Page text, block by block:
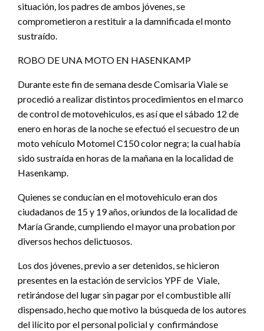
situación, los padres de ambos jóvenes, se
comprometieron a restituir a la damnificada el monto
sustraído.
ROBO DE UNA MOTO EN HASENKAMP
Durante este fin de semana desde Comisaria Viale se
procedió a realizar distintos procedimientos en el marco
de control de motovehiculos, es así que el sábado 12 de
enero en horas de la noche se efectuó el secuestro de un
moto vehículo Motomel C150 color negra; la cual había
sido sustraída en horas de la mañana en la localidad de
Hasenkamp.
Quienes se conducían en el motovehiculo eran dos
ciudadanos de 15 y 19 años, oriundos de la localidad de
María Grande, cumpliendo el mayor una probation por
diversos hechos delictuosos.
Los dos jóvenes, previo a ser detenidos, se hicieron
presentes en la estación de servicios YPF de Viale,
retirándose del lugar sin pagar por el combustible allí
dispensado, hecho que motivo la búsqueda de los autores
del ilícito por el personal policial y confirmándose